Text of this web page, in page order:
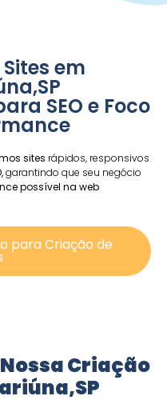
em
SEO e Foco
sites rápidos, responsivos
garantindo que seu negócio
possível na web
para Criação de
Criação